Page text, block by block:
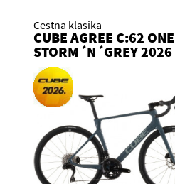
Cestna klasika
CUBE AGREE C:62 ONE
STORM´N´GREY 2026
KOLO